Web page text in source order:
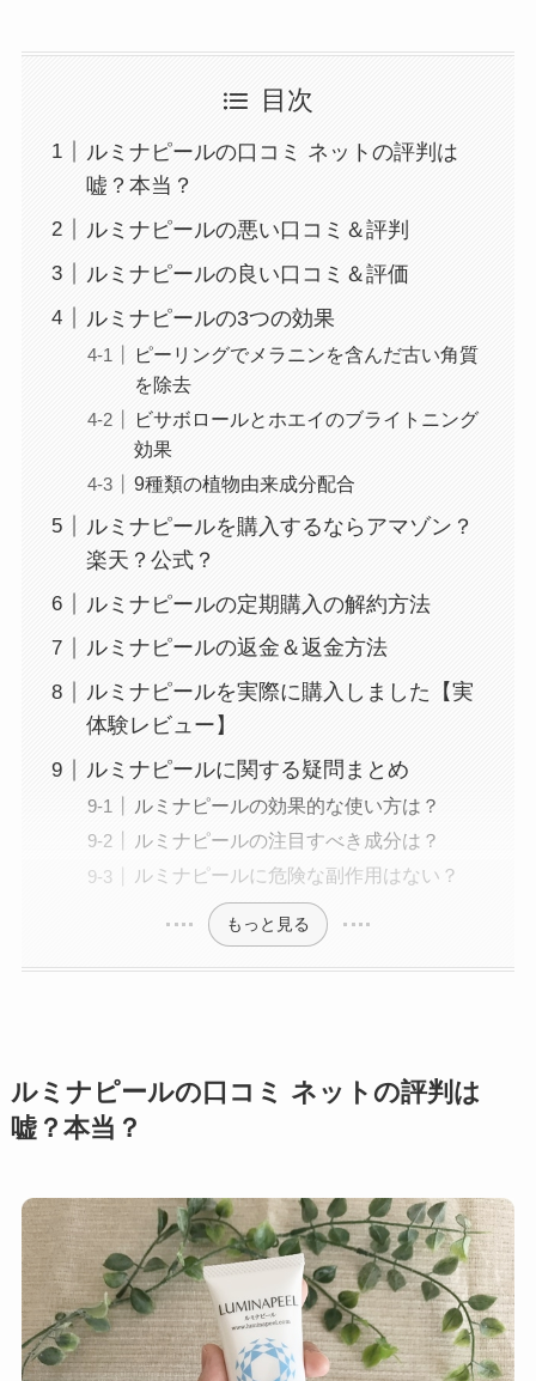
目次
ルミナピールの口コミ ネットの評判は
嘘？本当？
ルミナピールの悪い口コミ＆評判
ルミナピールの良い口コミ＆評価
ルミナピールの3つの効果
ピーリングでメラニンを含んだ古い角質
を除去
ビサボロールとホエイのブライトニング
効果
9種類の植物由来成分配合
ルミナピールを購入するならアマゾン？
楽天？公式？
ルミナピールの定期購入の解約方法
ルミナピールの返金＆返金方法
ルミナピールを実際に購入しました【実
体験レビュー】
ルミナピールに関する疑問まとめ
ルミナピールの効果的な使い方は？
ルミナピールの注目すべき成分は？
ルミナピールに危険な副作用はない？
もっと見る
ルミナピールの口コミ ネットの評判は
嘘？本当？